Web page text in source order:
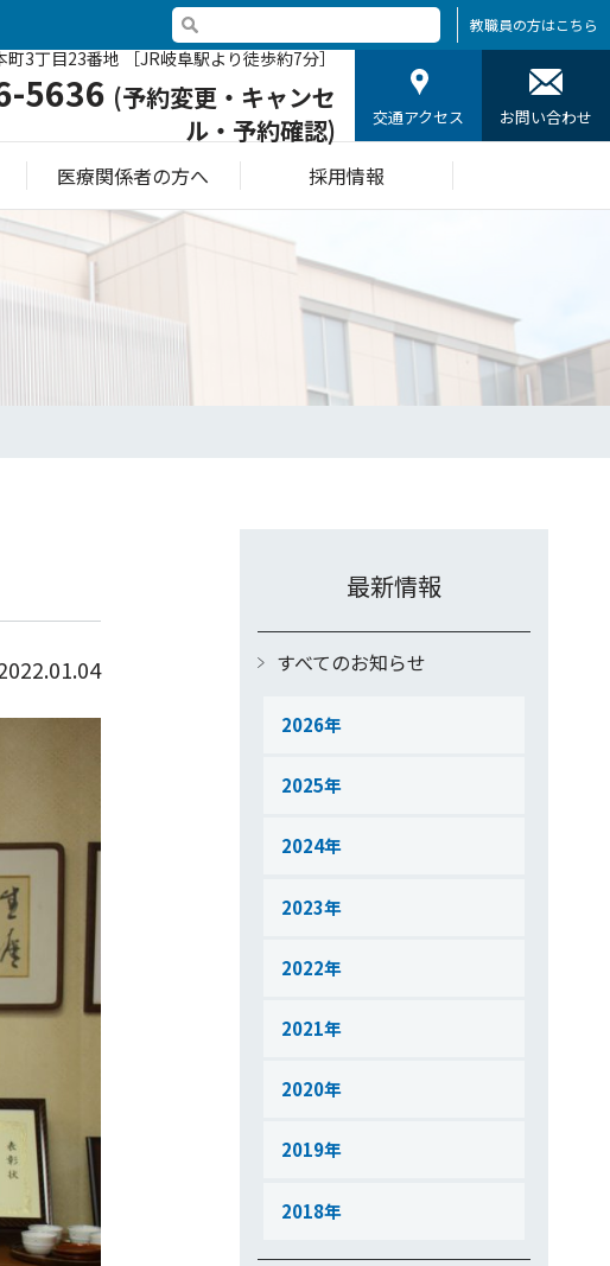
教職員の方はこちら
3丁目23番地 ［JR岐阜駅より徒歩約7分］
5636 (予約変更・キャンセ
ル・予約確認)
交通アクセス お問い合わせ
医療関係者の方へ 採用情報
最新情報
すべてのお知らせ
2026
2025
2024
2023
2022
2021
2020
2019
2018